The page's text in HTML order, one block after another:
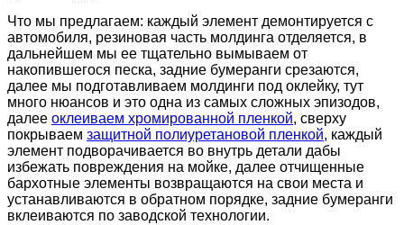
Что мы предлагаем: каждый элемент демонтируется с
автомобиля, резиновая часть молдинга отделяется, в
дальнейшем мы ее тщательно вымываем от
накопившегося песка, задние бумеранги срезаются,
далее мы подготавливаем молдинги под оклейку, тут
много нюансов и это одна из самых сложных эпизодов,
далее оклеиваем хромированной пленкой, сверху
покрываем защитной полиуретановой пленкой, каждый
элемент подворачивается во внутрь детали дабы
избежать повреждения на мойке, далее отчищенные
бархотные элементы возвращаются на свои места и
устанавливаются в обратном порядке, задние бумеранги
вклеиваются по заводской технологии.